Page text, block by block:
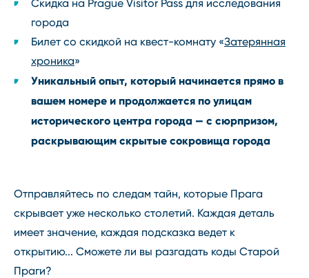
Скидка на Prague Visitor Pass для исследования
города
Билет со скидкой на квест-комнату «Затерянная
хроника»
Уникальный опыт, который начинается прямо в
вашем номере и продолжается по улицам
исторического центра города — с сюрпризом,
раскрывающим скрытые сокровища города
Отправляйтесь по следам тайн, которые Прага
скрывает уже несколько столетий. Каждая деталь
имеет значение, каждая подсказка ведет к
открытию... Сможете ли вы разгадать коды Старой
Праги?